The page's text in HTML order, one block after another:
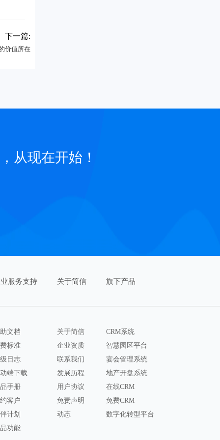
下一篇:
价值所在
从现在开始！
服务支持
文档
标准
日志
端下载
手册
客户
计划
功能
关于简信
关于简信
企业资质
联系我们
发展历程
用户协议
免责声明
动态
旗下产品
CRM系统
智慧园区平台
宴会管理系统
地产开盘系统
在线CRM
免费CRM
数字化转型平台